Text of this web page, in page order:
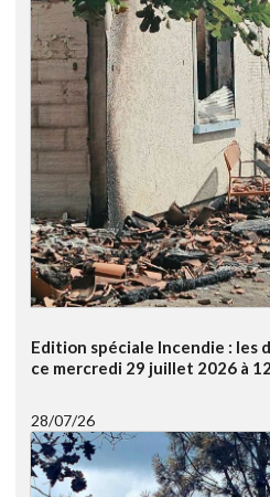
Edition spéciale Incendie : les
ce mercredi 29 juillet 2026 à
28/07/26